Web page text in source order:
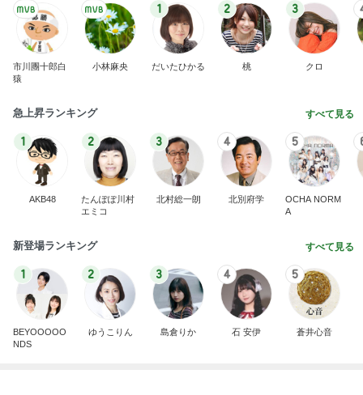
市川團十郎白
猿
小林麻央
1
だいたひかる
2
桃
3
クロ
急上昇ランキング すべて見る
1
AKB48
2
たんぽぽ川村
エミコ
3
北村総一朗
4
北別府学
5
OCHA NORM
A
新登場ランキング すべて見る
1
BEYOOOOO
NDS
2
ゆうこりん
3
島倉りか
4
石 安伊
5
蒼井心音